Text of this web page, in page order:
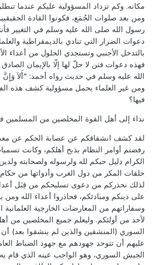
مكانه. وكم تزداد المسؤولية عليكم عندما
ومن بعد صلوات الجُمَع، فكونوا القادة
رسول الله صلى الله عليه وسلم في التغيير
دعوات الضرار التي تنادي بالديمقراطية
بالتدخل الأجنبي وتستجدي الحلول من أعداء
فهذه دعوات فتن لا حلّ لها إلّا بالإيمان
الله عليه وسلم في حديث رواه أحمد: "أَلاَ وَإِنَّ
ومن غير العلماء يحمل مسؤولية كشف هذه
فيها؟
نداء إلى أهل القوة المخلصين من
لقد كشف انشقاقكم عن عصابة الحكم عن
رفضتم أوامر النظام بذبح أهلكم، وكانت
الكرام دليل حبكم لله ولرسوله ولصحابته
حلقات المكر من دول الغرب وأدواتها من حكام
لذلك نحذركم من دعوى تسليحكم من قِبَل
على دينكم ومبادئكم، فحاذروا أعداء الله
وسفاراتهم من المعارضات الخارجية العلمانية
لأحد من أولئكم. وليعلم جميع المخلصين من
السوري (المنشقين والذين لم ينشقوا بعد)
عليهم أن تتوحد جهودهم مع جهود الضباط
الجيش السوري، وهو الواجب عينه الذي قام